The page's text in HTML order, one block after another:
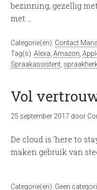
bezinning, gezellig
met …
Categorie(ën): Contact
Tag(s):Alexa ,Amazon ,
Spraakassistent
Vol
25 september 2017 door
De cloud is ‘here to
maken gebruik van
Categorie(ën): Geen